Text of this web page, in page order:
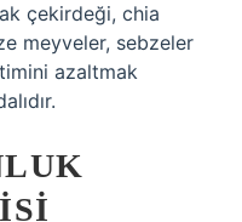
çekirdeği, chia
meyveler, sebzeler
azaltmak